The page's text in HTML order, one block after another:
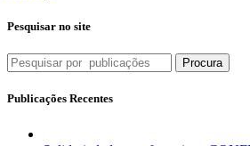
Pesquisar no site
Procura
Publicações Recentes